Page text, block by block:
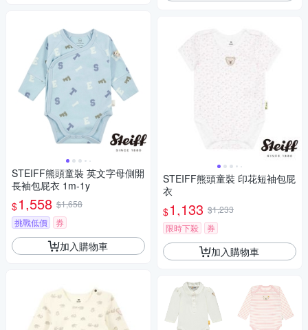
STEIFF熊頭童裝 英文字母側開
長袖包屁衣 1m-1y
$1,558 $1,658
挑戰低價
券
加入購物車
STEIFF熊頭童裝 印花短袖包屁
衣
$1,133 $1,233
限時下殺
券
加入購物車